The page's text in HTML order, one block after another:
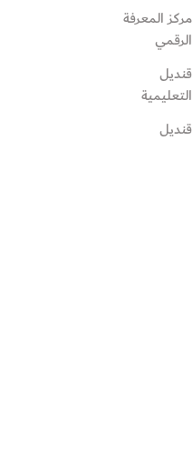
مركز المعرفة
الرقمي
قنديل
التعليمية
قنديل